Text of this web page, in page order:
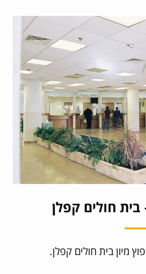
חולים קפלן
מיון בית חולים קפלן.